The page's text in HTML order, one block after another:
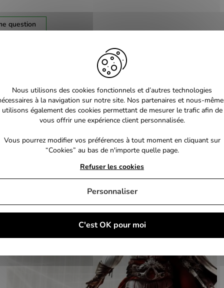
question
Nous utilisons des cookies fonctionnels et d’autres technologies
à la navigation sur notre site. Nos partenaires et nous-
utilisons également des cookies permettant de mesurer le trafic afin de
vous offrir une expérience client personnalisée.
Vous pourrez modifier vos préférences à tout moment en cliquant sur
“Cookies” au bas de n'importe quelle page.
C'est OK pour moi
Refuser les cookies
Personnaliser